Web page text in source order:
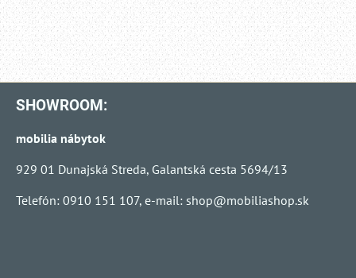
SHOWROOM:
mobilia nábytok
929 01 Dunajská Streda, Galantská cesta 5694/13
Telefón: 0910 151 107, e-mail: shop@mobiliashop.sk